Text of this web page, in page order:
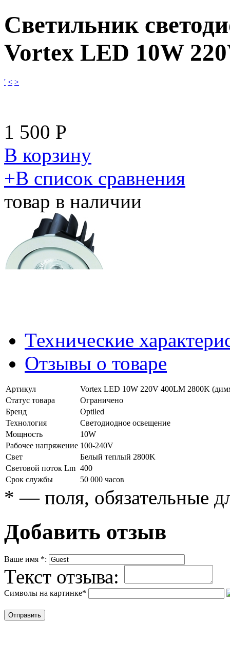
Светильник
Vortex LED 10W
' < >
1 500 Р
В корзину
​+В список сравнения
товар в наличии
Технические
Отзывы о товаре
Артикул
Vortex LED 10W 220V 400LM 2800K
Статус товара
Ограничено
Бренд
Optiled
Технология
Светодиодное освещение
Мощность
10W
Рабочее напряжение 100-240V
Свет
Белый теплый 2800K
Световой поток Lm 400
Срок службы
50 000 часов
* — поля, обязательные
Добавить отзыв
Ваше имя *:
Текст отзыва:
Символы на картинке*